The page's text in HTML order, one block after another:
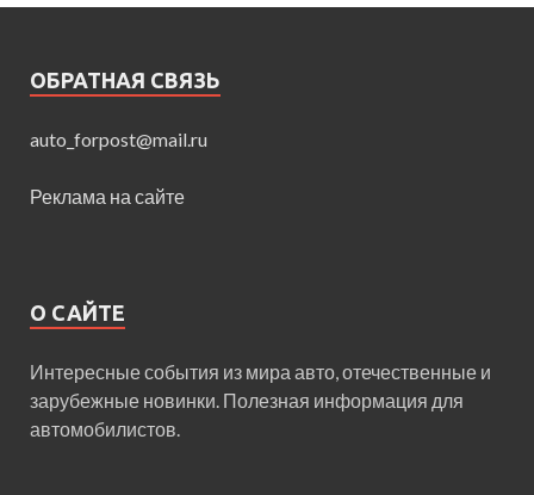
ОБРАТНАЯ СВЯЗЬ
auto_forpost@mail.ru
Реклама на сайте
О САЙТЕ
Интересные события из мира авто, отечественные и
зарубежные новинки. Полезная информация для
автомобилистов.